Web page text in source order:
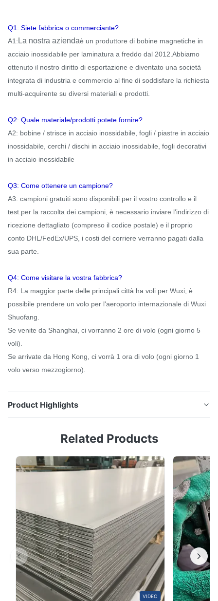
Q1: Siete fabbrica o commerciante?
A1: La nostra aziendaè un produttore di bobine magnetiche in
acciaio inossidabile per laminatura a freddo dal 2012.Abbiamo
ottenuto il nostro diritto di esportazione e diventato una società
integrata di industria e commercio al fine di soddisfare la richiesta
multi-acquirente su diversi materiali e prodotti.
Q2: Quale materiale/prodotti potete fornire?
A2: bobine / strisce in acciaio inossidabile, fogli / piastre in acciaio
inossidabile, cerchi / dischi in acciaio inossidabile, fogli decorativi
in acciaio inossidabile
Q3: Come ottenere un campione?
A3: campioni gratuiti sono disponibili per il vostro controllo e il
test.per la raccolta dei campioni, è necessario inviare l'indirizzo di
ricezione dettagliato (compreso il codice postale) e il proprio
conto DHL/FedEx/UPS, i costi del corriere verranno pagati dalla
sua parte.
Q4: Come visitare la vostra fabbrica?
R4: La maggior parte delle principali città ha voli per Wuxi; è
possibile prendere un volo per l'aeroporto internazionale di Wuxi
Shuofang.
Se venite da Shanghai, ci vorranno 2 ore di volo (ogni giorno 5
voli).
Se arrivate da Hong Kong, ci vorrà 1 ora di volo (ogni giorno 1
volo verso mezzogiorno).
Product Highlights
lamiera in acciaio inossidabile lamiera inossidabile 2B
adatto per edifici industriali e civili magazzino
struttura speciale largespan acciaio tetto delle pareti
del edificio econ peso leggero, alta ...
Related Products
VIDEO